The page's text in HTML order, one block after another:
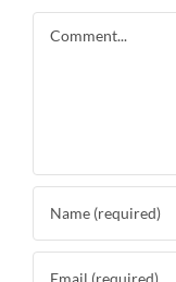
Comment